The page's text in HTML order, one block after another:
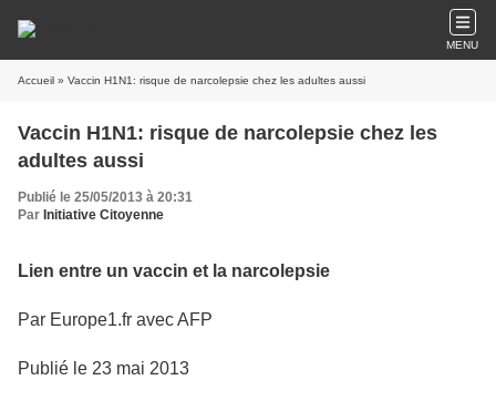
MENU
Accueil » Vaccin H1N1: risque de narcolepsie chez les adultes aussi
Vaccin H1N1: risque de narcolepsie chez les
adultes aussi
Publié le 25/05/2013 à 20:31
Par Initiative Citoyenne
Lien entre un vaccin et la narcolepsie
Par Europe1.fr avec AFP
Publié le 23 mai 2013